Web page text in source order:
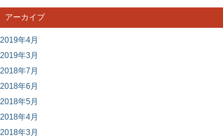
アーカイブ
2019年4月
2019年3月
2018年7月
2018年6月
2018年5月
2018年4月
2018年3月